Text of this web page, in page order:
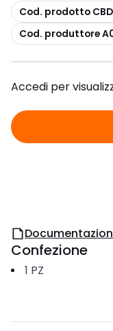
copia
Cod. prodotto
copia
Cod. produttore
Accedi per
Confezione
1 PZ